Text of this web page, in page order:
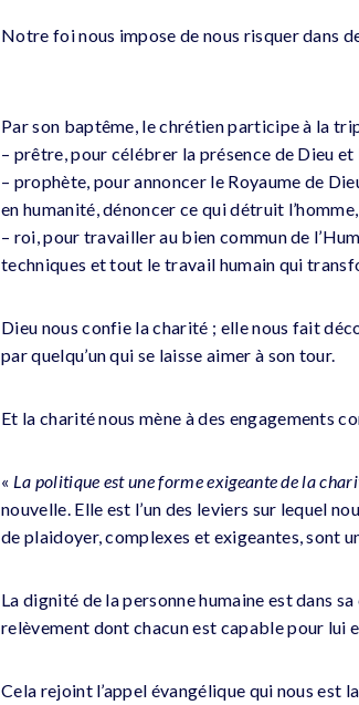
Notre foi nous impose de nous risquer dans
Par son baptême, le chrétien participe à la
– prêtre, pour célébrer la présence de Dieu
– prophète, pour annoncer le Royaume de
en humanité, dénoncer ce qui détruit l’homme,
– roi, pour travailler au bien commun de
techniques et tout le travail humain qui
Dieu nous confie la charité ; elle nous fait
par quelqu’un qui se laisse aimer à son tour.
Et la charité nous mène à des engagements
« La politique est une forme exigeante de la
nouvelle. Elle est l’un des leviers sur lequel
de plaidoyer, complexes et exigeantes, sont
La dignité de la personne humaine est dans
relèvement dont chacun est capable pour lui
Cela rejoint l’appel évangélique qui nous est